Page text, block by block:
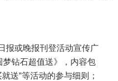
报或晚报刊登活动宣传广
钻石超值送》，内容包
送”等活动的参与细则；